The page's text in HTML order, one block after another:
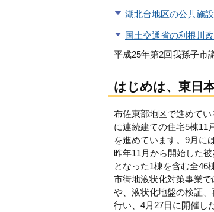
湖北台地区の公共施
国土交通省の利根川
平成25年第2回我孫子市
はじめは、東日
布佐東部地区で進めて
に連続建ての住宅5棟11
を進めています。9月に
昨年11月から開始した
となった1棟を含む全46
市街地液状化対策事業
や、液状化地盤の検証
行い、4月27日に開催し